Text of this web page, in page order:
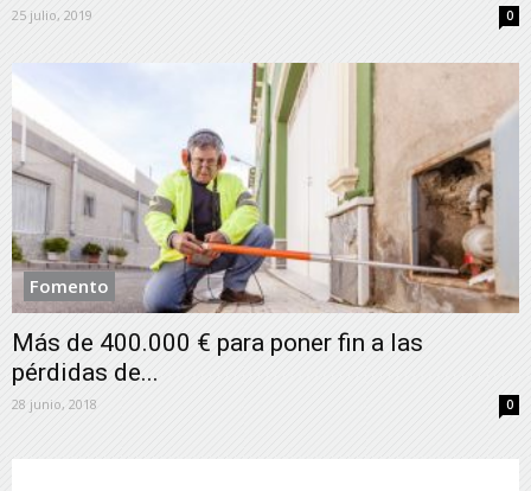
25 julio, 2019 0
Fomento
Más de 400.000 € para poner fin a las
pérdidas de...
28 junio, 2018 0